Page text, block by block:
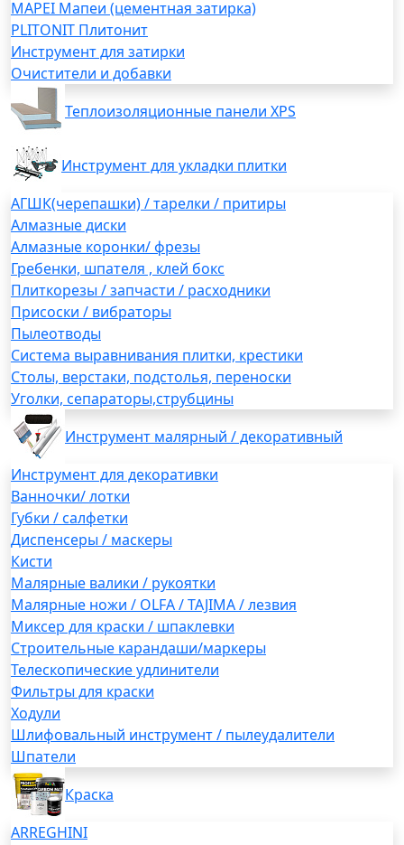
MAPEI Мапеи (цементная затирка)
PLITONIT Плитонит
Инструмент для затирки
Очистители и добавки
Теплоизоляционные панели XPS
Инструмент для укладки плитки
АГШК(черепашки) / тарелки / притиры
Алмазные диски
Алмазные коронки/ фрезы
Гребенки, шпателя , клей бокс
Плиткорезы / запчасти / расходники
Присоски / вибраторы
Пылеотводы
Система выравнивания плитки, крестики
Столы, верстаки, подстолья, переноски
Уголки, сепараторы,струбцины
Инструмент малярный / декоративный
Инструмент для декоративки
Ванночки/ лотки
Губки / салфетки
Диспенсеры / маскеры
Кисти
Малярные валики / рукоятки
Малярные ножи / OLFA / TAJIMA / лезвия
Миксер для краски / шпаклевки
Строительные карандаши/маркеры
Телескопические удлинители
Фильтры для краски
Ходули
Шлифовальный инструмент / пылеудалители
Шпатели
Краска
ARREGHINI